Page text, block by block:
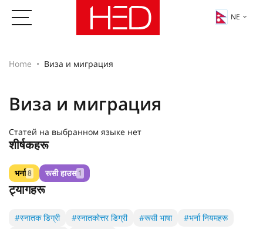
NE
Home Виза и миграция
Виза и миграция
Статей на выбранном языке нет
शीर्षकहरू
भर्ना8 रूसी हाउस 1
ट्यागहरू
#स्नातक डिग्री #स्नातकोत्तर डिग्री #रूसी भाषा
#भर्ना नियमहरू